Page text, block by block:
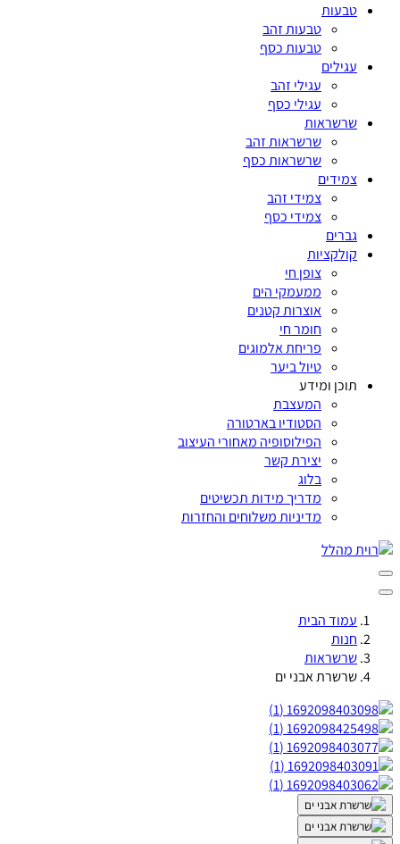
טבעות
טבעות זהב
טבעות כסף
עגילים
עגילי זהב
עגילי כסף
שרשראות
שרשראות זהב
שרשראות כסף
צמידים
צמידי זהב
צמידי כסף
גברים
קולקציות
צופן חי
ממעמקי הים
אוצרות קטנים
חומר חי
פריחת אלמוגים
טיול ביער
תוכן ומידע
המעצבת
הסטודיו בארטורה
הפילוסופיה מאחורי העיצוב
יצירת קשר
בלוג
מדריך מידות תכשיטים
מדיניות משלוחים והחזרות
עמוד הבית
חנות
שרשראות
שרשרת אבני ים